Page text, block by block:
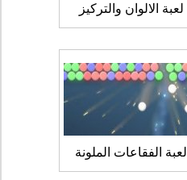
لعبة الالوان والتركيز
لعبة الفقاعات الملونة